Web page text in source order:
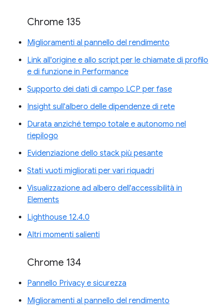
Chrome 135
Miglioramenti al pannello del rendimento
Link all'origine e allo script per le chiamate di profilo
e di funzione in Performance
Supporto dei dati di campo LCP per fase
Insight sull'albero delle dipendenze di rete
Durata anziché tempo totale e autonomo nel
riepilogo
Evidenziazione dello stack più pesante
Stati vuoti migliorati per vari riquadri
Visualizzazione ad albero dell'accessibilità in
Elements
Lighthouse 12.4.0
Altri momenti salienti
Chrome 134
Pannello Privacy e sicurezza
Miglioramenti al pannello del rendimento